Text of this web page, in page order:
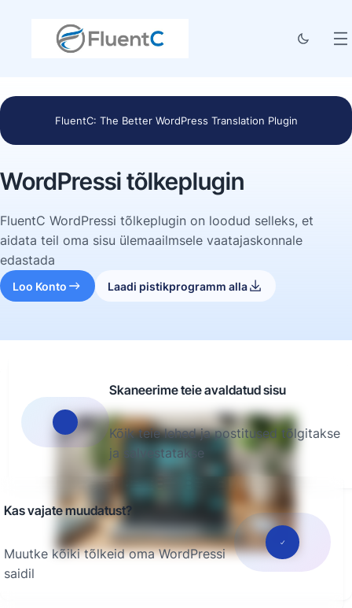
FluentC: The Better WordPress Translation Plugin
WordPressi tõlkeplugin
FluentC WordPressi tõlkeplugin on loodud selleks, et
aidata teil oma sisu ülemaailmsele vaatajaskonnale
edastada
Loo Konto Laadi pistikprogramm alla
Skaneerime teie avaldatud sisu
Kõik teie lehed ja postitused tõlgitakse
ja salvestatakse
Kas vajate muudatust?
Muutke kõiki tõlkeid oma WordPressi
saidil